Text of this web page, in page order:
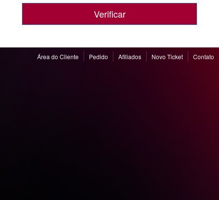
Verificar
Área do Cliente Pedido Afiliados Novo Ticket Contato